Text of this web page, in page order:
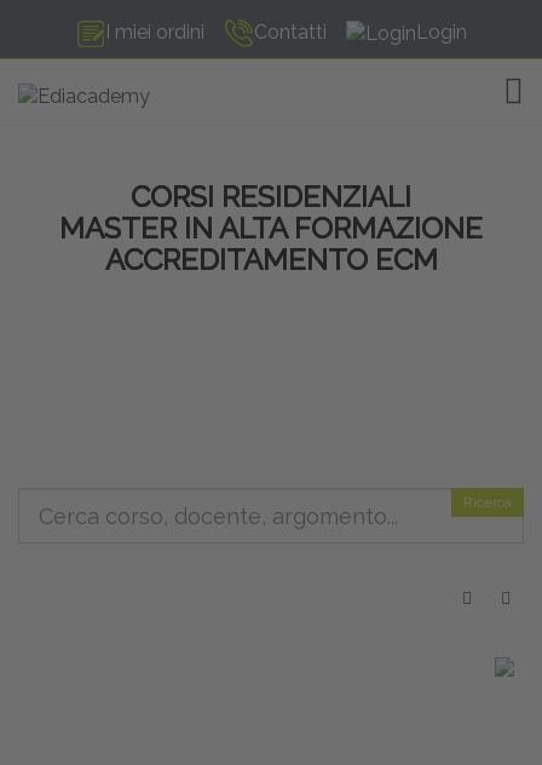
I miei ordini Contatti Login
CORSI RESIDENZIALI
MASTER IN ALTA FORMAZIONE
ACCREDITAMENTO ECM
Ricerca